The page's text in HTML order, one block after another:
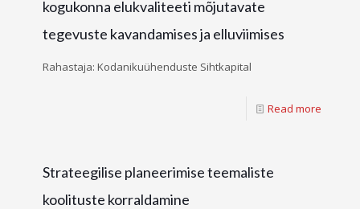
kogukonna elukvaliteeti mõjutavate
tegevuste kavandamises ja elluviimises
Rahastaja: Kodanikuühenduste Sihtkapital
Read more
Strateegilise planeerimise teemaliste
koolituste korraldamine